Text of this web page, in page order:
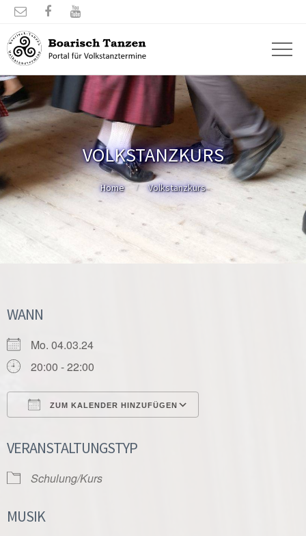
  
VOLKSTANZKURS
Home Volkstanzkurs
WANN
Mo. 04.03.24
20:00 - 22:00
ZUM KALENDER HINZUFÜGEN
VERANSTALTUNGSTYP
Schulung/Kurs
MUSIK